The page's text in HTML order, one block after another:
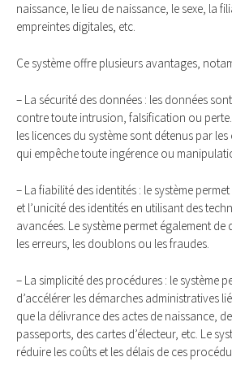
naissance, le lieu de naissance, le sexe, la
empreintes digitales, etc.
Ce système offre plusieurs avantages,
– La sécurité des données : les données
contre toute intrusion, falsification ou
les licences du système sont détenus par
qui empêche toute ingérence ou
– La fiabilité des identités : le système
et l’unicité des identités en utilisant des
avancées. Le système permet également
les erreurs, les doublons ou les fraudes.
– La simplicité des procédures : le système
d’accélérer les démarches administratives
que la délivrance des actes de naissance,
passeports, des cartes d’électeur, etc. Le
réduire les coûts et les délais de ces